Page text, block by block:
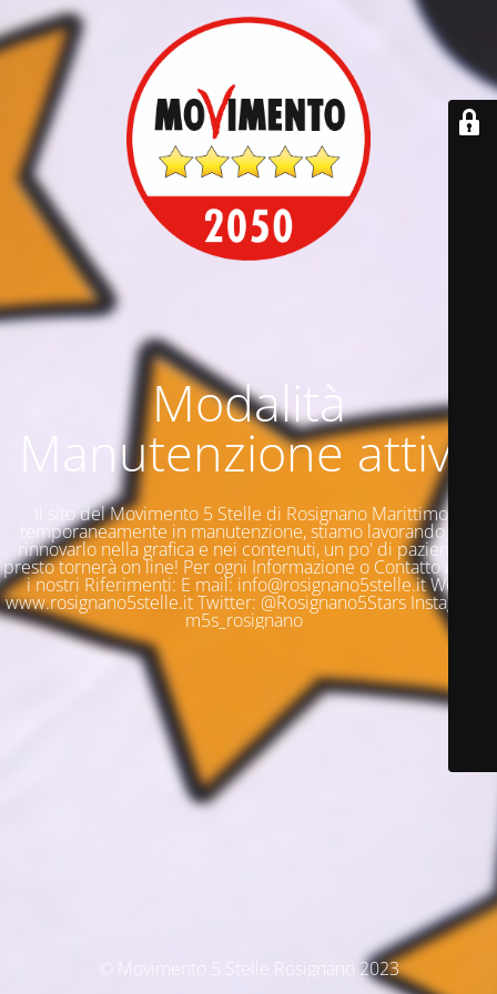
Modalità
Manutenzione attiva
Il sito del Movimento 5 Stelle di Rosignano Marittimo è
temporaneamente in manutenzione, stiamo lavorando per
rinnovarlo nella grafica e nei contenuti, un po' di pazienza e
presto tornerà on line! Per ogni Informazione o Contatto questi
i nostri Riferimenti: E mail: info@rosignano5stelle.it Web:
www.rosignano5stelle.it Twitter: @Rosignano5Stars Instagram:
m5s_rosignano
© Movimento 5 Stelle Rosignano 2023